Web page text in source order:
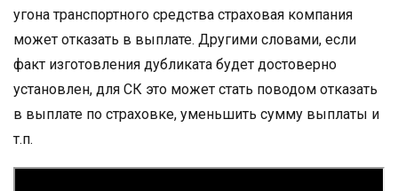
угона транспортного средства страховая компания
может отказать в выплате. Другими словами, если
факт изготовления дубликата будет достоверно
установлен, для СК это может стать поводом отказать
в выплате по страховке, уменьшить сумму выплаты и
т.п.